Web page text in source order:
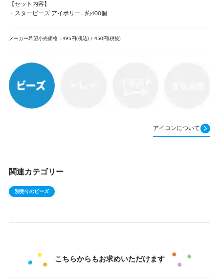
【セット内容】
・スタービーズ アイボリー…約400個
メーカー希望小売価格：495円(税込) / 450円(税抜)
アイコンについて
関連カテゴリー
別売りのビーズ
こちらからもお求めいただけます